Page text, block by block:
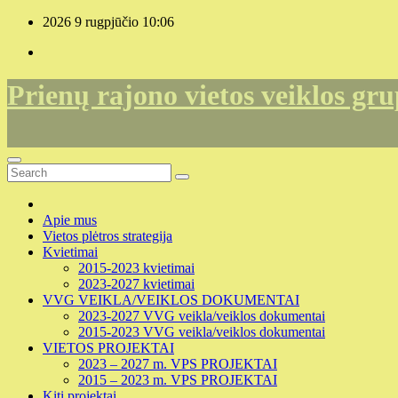
Skip
content
2026 9 rugpjūčio 10:06
Prienų rajono vietos veiklos
Apie mus
Vietos plėtros strategija
Kvietimai
2015-2023 kvietimai
2023-2027 kvietimai
VVG VEIKLA/VEIKLOS DOKUMENTAI
2023-2027 VVG veikla/veiklos dokumentai
2015-2023 VVG veikla/veiklos dokumentai
VIETOS PROJEKTAI
2023 – 2027 m. VPS PROJEKTAI
2015 – 2023 m. VPS PROJEKTAI